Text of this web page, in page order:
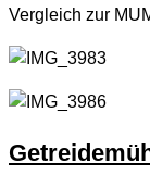
Vergleich zur